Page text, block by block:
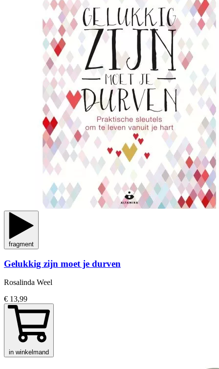
fragment
Gelukkig zijn moet je durven
Rosalinda Weel
€ 13,99
in winkelmand